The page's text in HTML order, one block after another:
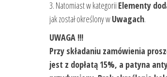
3. Natomiast w kategorii Elementy
jak został określony wUwagach.
UWAGA !!!
Przy składaniu zamówienia
jest z dopłatą 15%, a patyna